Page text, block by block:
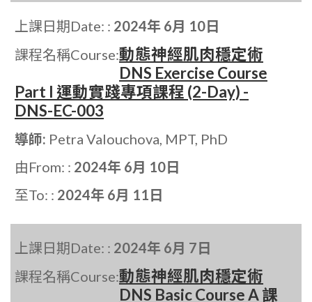
上課日期Date: : 2024年 6月 10日
課程名稱Course:動態神經肌肉穩定術
DNS Exercise Course
Part I 運動實踐專項課程 (2-Day) -
DNS-EC-003
導師: Petra Valouchova, MPT, PhD
由From: : 2024年 6月 10日
至To: : 2024年 6月 11日
上課日期Date: : 2024年 6月 7日
課程名稱Course:動態神經肌肉穩定術
DNS Basic Course A 課